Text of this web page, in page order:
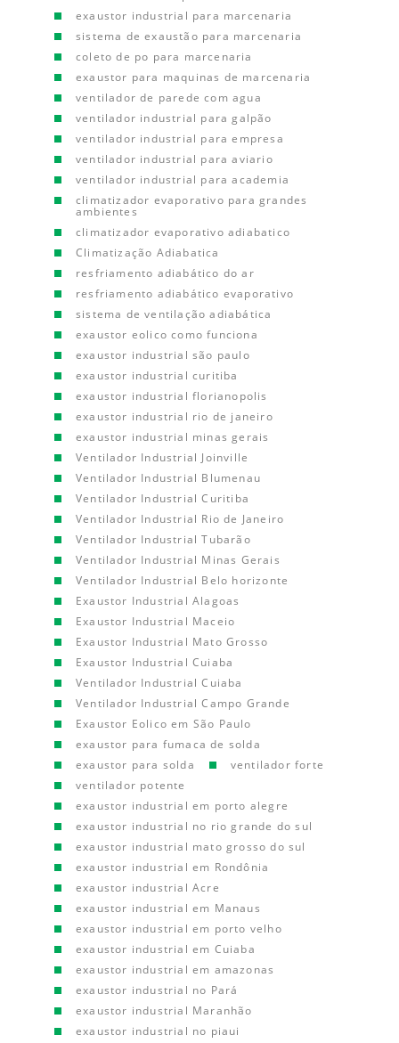
exaustor industrial para marcenaria
sistema de exaustão para marcenaria
coleto de po para marcenaria
exaustor para maquinas de marcenaria
ventilador de parede com agua
ventilador industrial para galpão
ventilador industrial para empresa
ventilador industrial para aviario
ventilador industrial para academia
climatizador evaporativo para grandes
ambientes
climatizador evaporativo adiabatico
Climatização Adiabatica
resfriamento adiabático do ar
resfriamento adiabático evaporativo
sistema de ventilação adiabática
exaustor eolico como funciona
exaustor industrial são paulo
exaustor industrial curitiba
exaustor industrial florianopolis
exaustor industrial rio de janeiro
exaustor industrial minas gerais
Ventilador Industrial Joinville
Ventilador Industrial Blumenau
Ventilador Industrial Curitiba
Ventilador Industrial Rio de Janeiro
Ventilador Industrial Tubarão
Ventilador Industrial Minas Gerais
Ventilador Industrial Belo horizonte
Exaustor Industrial Alagoas
Exaustor Industrial Maceio
Exaustor Industrial Mato Grosso
Exaustor Industrial Cuiaba
Ventilador Industrial Cuiaba
Ventilador Industrial Campo Grande
Exaustor Eolico em São Paulo
exaustor para fumaca de solda
exaustor para solda
ventilador forte
ventilador potente
exaustor industrial em porto alegre
exaustor industrial no rio grande do sul
exaustor industrial mato grosso do sul
exaustor industrial em Rondônia
exaustor industrial Acre
exaustor industrial em Manaus
exaustor industrial em porto velho
exaustor industrial em Cuiaba
exaustor industrial em amazonas
exaustor industrial no Pará
exaustor industrial Maranhão
exaustor industrial no piaui